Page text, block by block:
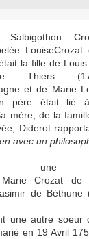
Salbigothon
la fille de
et de Marie
père était lié
mère, de la
Diderot
avec un
une
Marie Crozat de
de Béthune
une autre soeur
en 19 Avril